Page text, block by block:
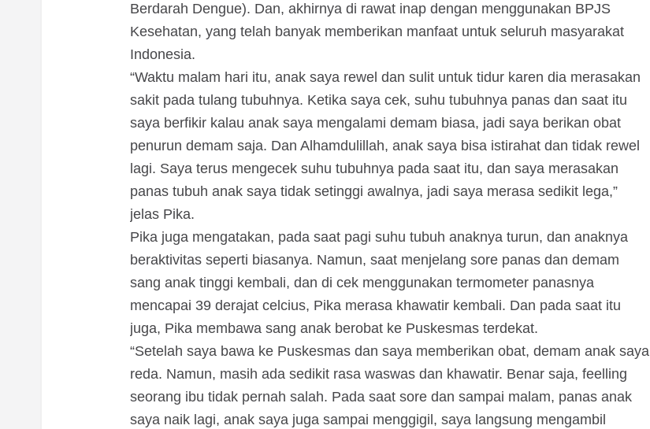
Berdarah Dengue). Dan, akhirnya di rawat inap dengan menggunakan BPJS
Kesehatan, yang telah banyak memberikan manfaat untuk seluruh masyarakat
Indonesia.
“Waktu malam hari itu, anak saya rewel dan sulit untuk tidur karen dia merasakan
sakit pada tulang tubuhnya. Ketika saya cek, suhu tubuhnya panas dan saat itu
saya berfikir kalau anak saya mengalami demam biasa, jadi saya berikan obat
penurun demam saja. Dan Alhamdulillah, anak saya bisa istirahat dan tidak rewel
lagi. Saya terus mengecek suhu tubuhnya pada saat itu, dan saya merasakan
panas tubuh anak saya tidak setinggi awalnya, jadi saya merasa sedikit lega,”
jelas Pika.
Pika juga mengatakan, pada saat pagi suhu tubuh anaknya turun, dan anaknya
beraktivitas seperti biasanya. Namun, saat menjelang sore panas dan demam
sang anak tinggi kembali, dan di cek menggunakan termometer panasnya
mencapai 39 derajat celcius, Pika merasa khawatir kembali. Dan pada saat itu
juga, Pika membawa sang anak berobat ke Puskesmas terdekat.
“Setelah saya bawa ke Puskesmas dan saya memberikan obat, demam anak saya
reda. Namun, masih ada sedikit rasa waswas dan khawatir. Benar saja, feelling
seorang ibu tidak pernah salah. Pada saat sore dan sampai malam, panas anak
saya naik lagi, anak saya juga sampai menggigil, saya langsung mengambil